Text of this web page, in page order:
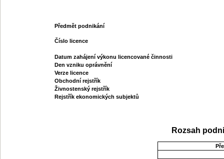
Předmět podnikání
Číslo licence
Datum zahájení výkonu licencované činnosti
Den vzniku oprávnění
Verze licence
Obchodní rejstřík
Živnostenský rejstřík
Rejstřík ekonomických subjektů
Rozsah